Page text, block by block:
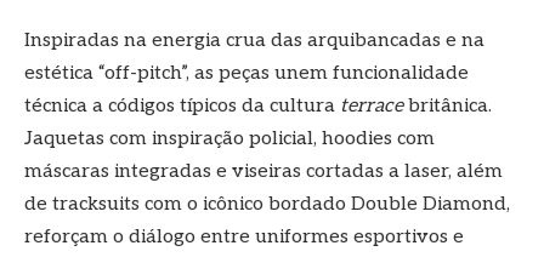
Inspiradas na energia crua das arquibancadas e na
estética “off-pitch”, as peças unem funcionalidade
técnica a códigos típicos da cultura terracebritânica.
Jaquetas com inspiração policial, hoodies com
máscaras integradas e viseiras cortadas a laser, além
de tracksuits com o icônico bordado Double Diamond,
reforçam o diálogo entre uniformes esportivos e